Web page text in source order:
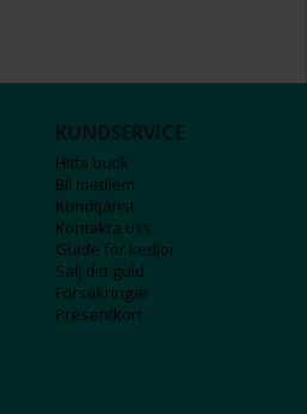
KUNDSERVICE
Hitta butik
Bli medlem
Kundtjänst
Kontakta oss
Guide för kedjor
Sälj ditt guld
Försäkringar
Presentkort